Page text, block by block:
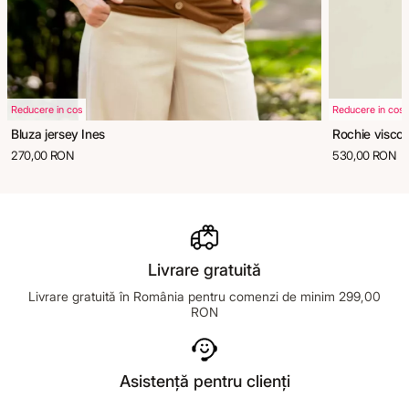
Reducere in cos
Bluza jersey Ines
270,00 RON
Reducere in cos
Rochie
530,00 RON
Livrare gratuită
Livrare gratuită în România pentru comenzi de minim 299,00
RON
Asistență pentru clienți